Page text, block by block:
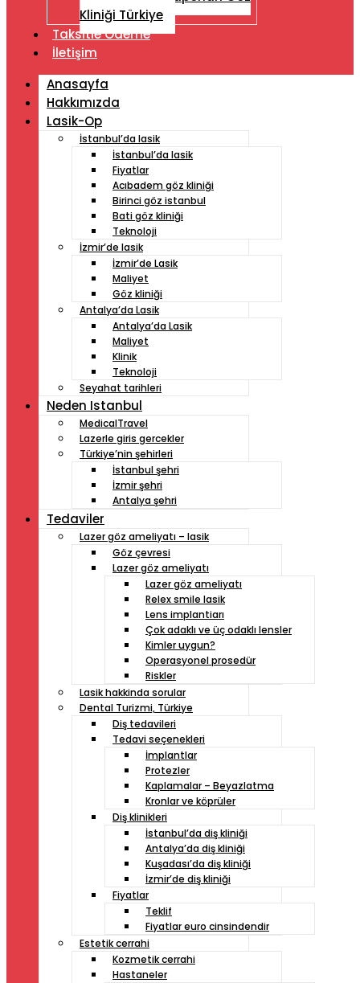
Kliniği Türkiye
Taksitle Ödeme
İletişim
Anasayfa
Hakkımızda
Lasik-Op
İstanbul’da lasik
İstanbul’da lasik
Fiyatlar
Acıbadem göz kliniği
Birinci göz istanbul
Bati göz kliniği
Teknoloji
İzmir’de lasik
İzmir’de Lasik
Maliyet
Göz kliniği
Antalya’da Lasik
Antalya’da Lasik
Maliyet
Klinik
Teknoloji
Seyahat tarihleri
Neden Istanbul
MedicalTravel
Lazerle giris gercekler
Türkiye’nin şehirleri
İstanbul şehri
İzmir şehri
Antalya şehri
Tedaviler
Lazer göz ameliyatı – lasik
Göz çevresi
Lazer göz ameliyatı
Lazer göz ameliyatı
Relex smile lasik
Lens implantiarı
Çok adaklı ve üç odaklı lensler
Kimler uygun?
Operasyonel prosedür
Riskler
Lasik hakkinda sorular
Dental Turizmi, Türkiye
Diş tedavileri
Tedavi seçenekleri
İmplantlar
Protezler
Kaplamalar – Beyazlatma
Kronlar ve köprüler
Diş klinikleri
İstanbul’da diş kliniği
Antalya’da diş kliniği
Kuşadası’da diş kliniği
İzmir’de diş kliniği
Fiyatlar
Teklif
Fiyatlar euro cinsindendir
Estetik cerrahi
Kozmetik cerrahi
Hastaneler